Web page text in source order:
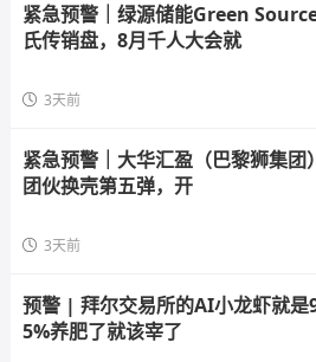
紧急预警｜绿源储能Green
氏传销盘，8月千人大会就
3天前
紧急预警｜大华汇盈（巴黎狮集团
团伙换壳第五弹，开
3天前
预警 | 拜尔交易所的AI小龙虾就是
5%养肥了就该宰了